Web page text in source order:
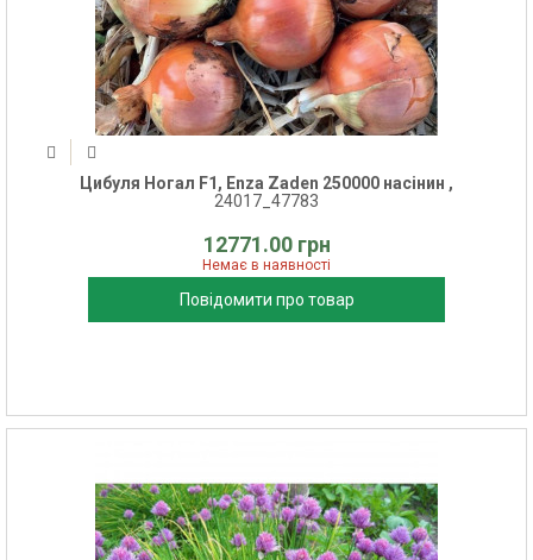
Цибуля Ногал F1, Enza Zaden 250000 насінин ,
24017_47783
12771.00 грн
Немає в наявності
Повідомити про товар